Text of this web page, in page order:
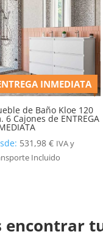
INMEDIATA
de Baño Kloe 120
6 Cajones de ENTREGA
531,98€ IVA y
Incluido
encontrar